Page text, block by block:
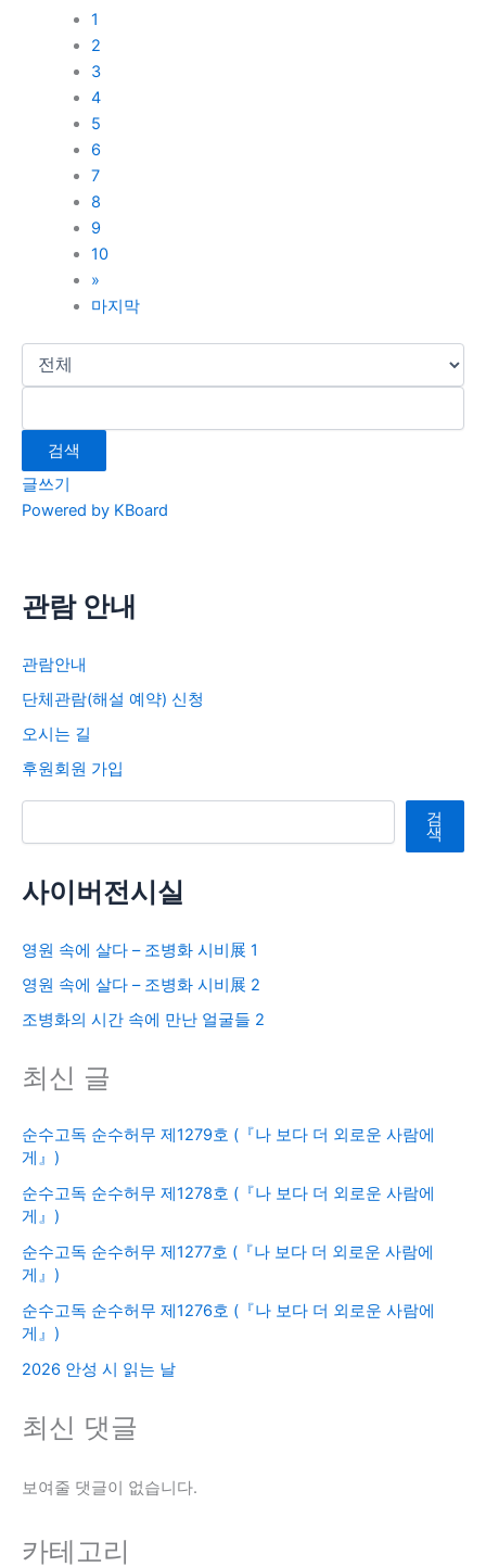
1
2
3
4
5
6
7
8
9
10
»
마지막
검색
글쓰기
Powered by KBoard
관람 안내
관람안내
단체관람(해설 예약) 신청
오시는 길
후원회원 가입
검색 검
색
사이버전시실
영원 속에 살다 – 조병화 시비展 1
영원 속에 살다 – 조병화 시비展 2
조병화의 시간 속에 만난 얼굴들 2
최신 글
순수고독 순수허무 제1279호 (『나 보다 더 외로운 사람에
게』)
순수고독 순수허무 제1278호 (『나 보다 더 외로운 사람에
게』)
순수고독 순수허무 제1277호 (『나 보다 더 외로운 사람에
게』)
순수고독 순수허무 제1276호 (『나 보다 더 외로운 사람에
게』)
2026 안성 시 읽는 날
최신 댓글
보여줄 댓글이 없습니다.
카테고리